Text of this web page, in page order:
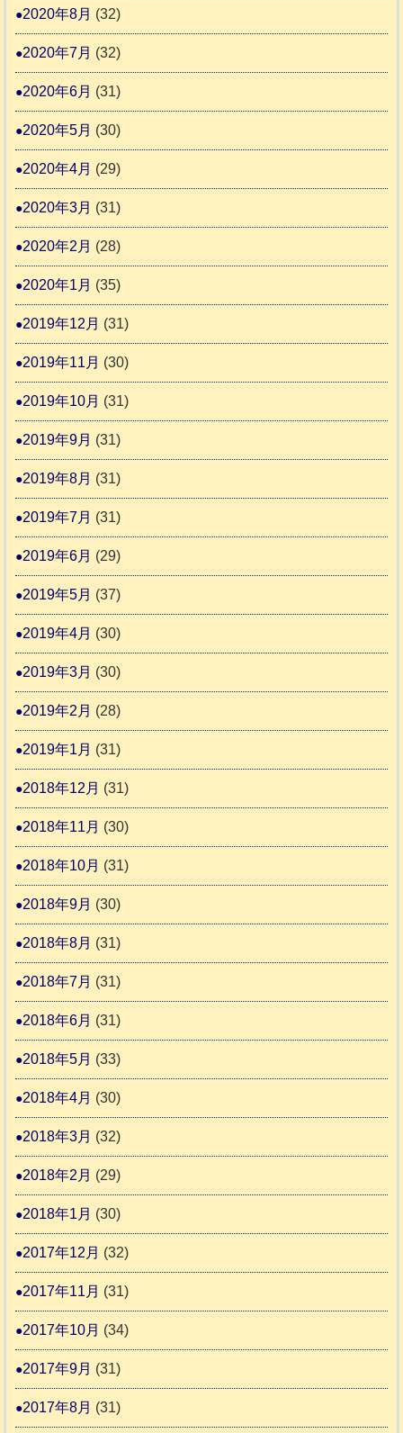
2020年8月 (32)
2020年7月 (32)
2020年6月 (31)
2020年5月 (30)
2020年4月 (29)
2020年3月 (31)
2020年2月 (28)
2020年1月 (35)
2019年12月 (31)
2019年11月 (30)
2019年10月 (31)
2019年9月 (31)
2019年8月 (31)
2019年7月 (31)
2019年6月 (29)
2019年5月 (37)
2019年4月 (30)
2019年3月 (30)
2019年2月 (28)
2019年1月 (31)
2018年12月 (31)
2018年11月 (30)
2018年10月 (31)
2018年9月 (30)
2018年8月 (31)
2018年7月 (31)
2018年6月 (31)
2018年5月 (33)
2018年4月 (30)
2018年3月 (32)
2018年2月 (29)
2018年1月 (30)
2017年12月 (32)
2017年11月 (31)
2017年10月 (34)
2017年9月 (31)
2017年8月 (31)